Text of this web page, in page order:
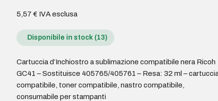
5,57 € IVA esclusa
Disponibile in stock (13)
Cartuccia d’Inchiostro a sublimazione compatibile nera Ricoh
GC41 – Sostituisce 405765/405761 – Resa: 32 ml –
compatibile, toner compatibile, nastro compatibile,
consumabile per stampanti